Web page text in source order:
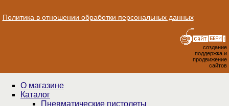
Политика в отношении обработки персональных данных
создание
поддержка и
продвижение
сайтов
О магазине
Каталог
Пнев­ма­ти­чес­кие пистолеты